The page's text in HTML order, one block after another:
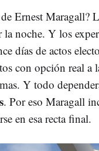
Ernest Maragall?
noche. Y los
días de actos
con opción real
Y todo
. Por eso Maragall
en esa recta final.